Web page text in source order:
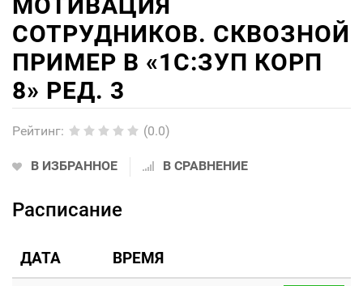
СОТРУДНИКОВ. СКВОЗНОЙ
ПРИМЕР В «1С:ЗУП КОРП
8» РЕД. 3
Рейтинг: (0.0)
В ИЗБРАННОЕ В СРАВНЕНИЕ
Расписание
ДАТА ВРЕМЯ